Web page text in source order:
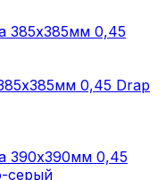
0,45 Drap